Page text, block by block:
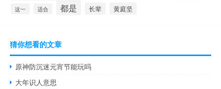
这一 适合 都是 长辈 黄庭坚
猜你想看的文章
原神防沉迷元宵节能玩吗
大年识人意思